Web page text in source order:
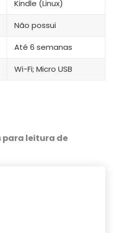
Kindle (Linux)
Não possui
Até 6 semanas
Wi-Fi; Micro USB
para leitura de